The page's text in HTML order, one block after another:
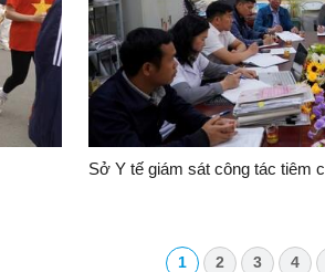
Sở Y tế giám sát công tác tiêm
1 2 3 4